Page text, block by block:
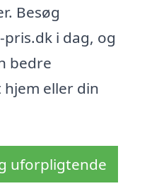
Besøg
i dag, og
bedre
eller din
uforpligtende